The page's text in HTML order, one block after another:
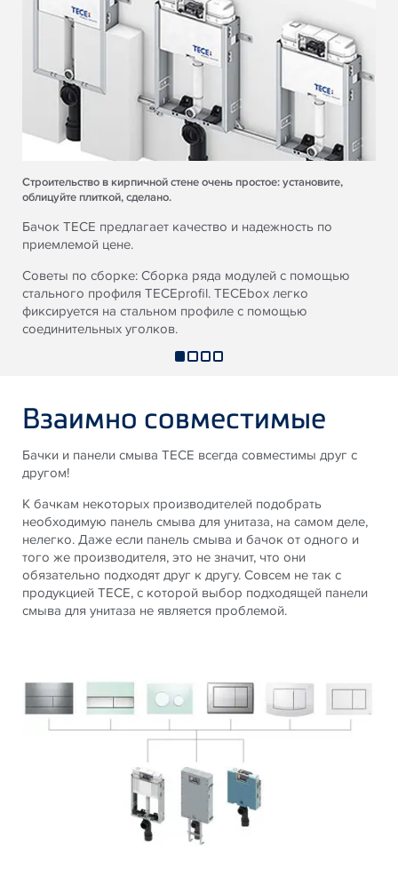
Строительство в кирпичной стене очень простое: установите,
облицуйте плиткой, сделано.
Бачок TECE предлагает качество и надежность по
приемлемой цене.
Советы по сборке: Сборка ряда модулей с помощью
стального профиля TECEprofil.TECEbox легко
фиксируется на стальном профиле с помощью
соединительных уголков.
Взаимно совместимые
Бачки и панели смыва TECE всегда совместимы друг с
другом!
К бачкам некоторых производителей подобрать
необходимую панель смыва для унитаза, на самом деле,
нелегко. Даже если панель смыва и бачок от одного и
того же производителя, это не значит, что они
обязательно подходят друг к другу. Совсем не так с
продукцией TECE, с которой выбор подходящей панели
смыва для унитаза не является проблемой.